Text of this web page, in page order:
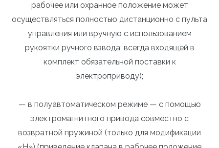
рабочее или охранное положение может
осуществляться полностью дистанционно с пульта
управления или вручную с использованием
рукоятки ручного взвода, всегда входящей в
комплект обязательной поставки к
электроприводу);
— в полуавтоматическом режиме — с помощью
электромагнитного привода совместно с
возвратной пружиной (только для модификации